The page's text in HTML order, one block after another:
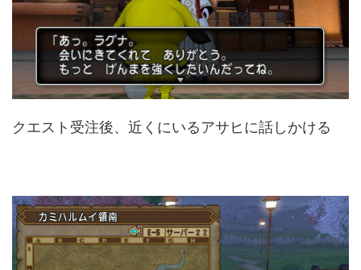
クエスト受注後、近くにいるアサヒに話しかける